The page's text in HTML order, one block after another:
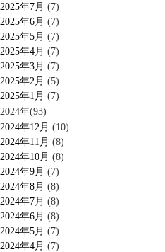
2025年7月 (7)
2025年6月 (7)
2025年5月 (7)
2025年4月 (7)
2025年3月 (7)
2025年2月 (5)
2025年1月 (7)
2024年(93)
2024年12月 (10)
2024年11月 (8)
2024年10月 (8)
2024年9月 (7)
2024年8月 (8)
2024年7月 (8)
2024年6月 (8)
2024年5月 (7)
2024年4月 (7)